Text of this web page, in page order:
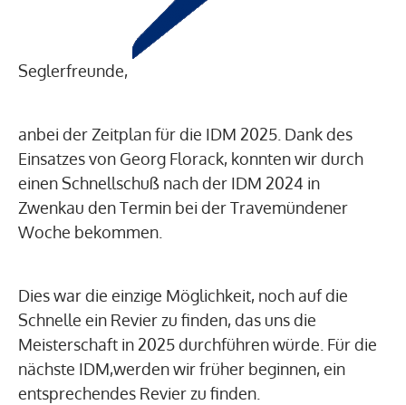
Seglerfreunde,
anbei der Zeitplan für die IDM 2025. Dank des
Einsatzes von Georg Florack, konnten wir durch
einen Schnellschuß nach der IDM 2024 in
Zwenkau den Termin bei der Travemündener
Woche bekommen.
Dies war die einzige Möglichkeit, noch auf die
Schnelle ein Revier zu finden, das uns die
Meisterschaft in 2025 durchführen würde. Für die
nächste IDM,werden wir früher beginnen, ein
entsprechendes Revier zu finden.